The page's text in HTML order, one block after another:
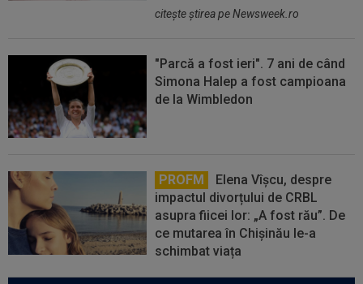
citeşte ştirea pe Newsweek.ro
"Parcă a fost ieri". 7 ani de când
Simona Halep a fost campioana
de la Wimbledon
PROFM
Elena Vîșcu, despre
impactul divorțului de CRBL
asupra fiicei lor: „A fost rău”. De
ce mutarea în Chișinău le-a
schimbat viața